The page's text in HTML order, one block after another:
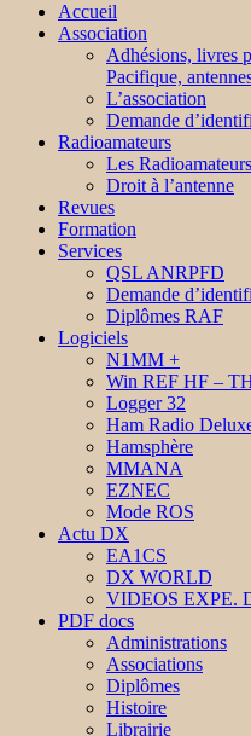
Accueil
Association
Adhésions, livres
Pacifique,
L’association
Demande
Radioamateurs
Les Radioamateurs
Droit à l’antenne
Revues
Formation
Services
QSL ANRPFD
Demande
Diplômes RAF
Logiciels
N1MM +
Win REF HF –
Logger 32
Ham Radio
Hamsphère
MMANA
EZNEC
Mode ROS
Actu DX
EA1CS
DX WORLD
VIDEOS EXPE.
PDF docs
Administrations
Associations
Diplômes
Histoire
Librairie